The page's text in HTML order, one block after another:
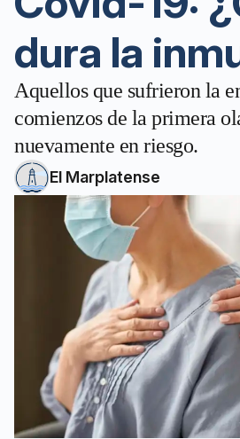
dura la
Aquellos que sufrieron la
comienzos de la primera
nuevamente en riesgo.
El Marplatense